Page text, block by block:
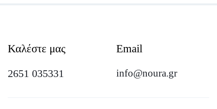
Καλέστε μας
2651 035331
Email
info@noura.gr